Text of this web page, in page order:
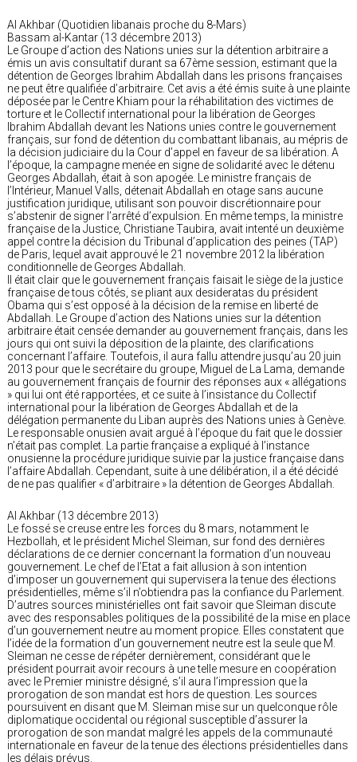
Al Akhbar (Quotidien libanais proche du 8-Mars)
Bassam al-Kantar (13 décembre 2013)
Le Groupe d’action des Nations unies sur la détention arbitraire a
émis un avis consultatif durant sa 67ème session, estimant que la
détention de Georges Ibrahim Abdallah dans les prisons françaises
ne peut être qualifiée d’arbitraire. Cet avis a été émis suite à une plainte
déposée par le Centre Khiam pour la réhabilitation des victimes de
torture et le Collectif international pour la libération de Georges
Ibrahim Abdallah devant les Nations unies contre le gouvernement
français, sur fond de détention du combattant libanais, au mépris de
la décision judiciaire du la Cour d’appel en faveur de sa libération. A
l’époque, la campagne menée en signe de solidarité avec le détenu
Georges Abdallah, était à son apogée. Le ministre français de
l’Intérieur, Manuel Valls, détenait Abdallah en otage sans aucune
justification juridique, utilisant son pouvoir discrétionnaire pour
s’abstenir de signer l’arrêté d’expulsion. En même temps, la ministre
française de la Justice, Christiane Taubira, avait intenté un deuxième
appel contre la décision du Tribunal d’application des peines (TAP)
de Paris, lequel avait approuvé le 21 novembre 2012 la libération
conditionnelle de Georges Abdallah.
Il était clair que le gouvernement français faisait le siège de la justice
française de tous côtés, se pliant aux desideratas du président
Obama qui s’est opposé à la décision de la remise en liberté de
Abdallah. Le Groupe d’action des Nations unies sur la détention
arbitraire était censée demander au gouvernement français, dans les
jours qui ont suivi la déposition de la plainte, des clarifications
concernant l’affaire. Toutefois, il aura fallu attendre jusqu’au 20 juin
2013 pour que le secrétaire du groupe, Miguel de La Lama, demande
au gouvernement français de fournir des réponses aux « allégations
» qui lui ont été rapportées, et ce suite à l’insistance du Collectif
international pour la libération de Georges Abdallah et de la
délégation permanente du Liban auprès des Nations unies à Genève.
Le responsable onusien avait argué à l’époque du fait que le dossier
n’était pas complet. La partie française a expliqué à l’instance
onusienne la procédure juridique suivie par la justice française dans
l’affaire Abdallah. Cependant, suite à une délibération, il a été décidé
de ne pas qualifier « d’arbitraire » la détention de Georges Abdallah.
Al Akhbar (13 décembre 2013)
Le fossé se creuse entre les forces du 8 mars, notamment le
Hezbollah, et le président Michel Sleiman, sur fond des dernières
déclarations de ce dernier concernant la formation d’un nouveau
gouvernement. Le chef de l’Etat a fait allusion à son intention
d’imposer un gouvernement qui supervisera la tenue des élections
présidentielles, même s’il n’obtiendra pas la confiance du Parlement.
D’autres sources ministérielles ont fait savoir que Sleiman discute
avec des responsables politiques de la possibilité de la mise en place
d’un gouvernement neutre au moment propice. Elles constatent que
l’idée de la formation d’un gouvernement neutre est la seule que M.
Sleiman ne cesse de répéter dernièrement, considérant que le
président pourrait avoir recours à une telle mesure en coopération
avec le Premier ministre désigné, s’il aura l’impression que la
prorogation de son mandat est hors de question. Les sources
poursuivent en disant que M. Sleiman mise sur un quelconque rôle
diplomatique occidental ou régional susceptible d’assurer la
prorogation de son mandat malgré les appels de la communauté
internationale en faveur de la tenue des élections présidentielles dans
les délais prévus.